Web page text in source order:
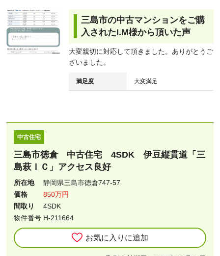
三島市の中古マンションをご購
入されたI.M様から頂いた声
大変親切に対応して頂きました。ありがとうご
ざいました。
満足度 大変満足
中古住宅
三島市徳倉 中古住宅 4SDK 伊豆縦貫道「三
島萩ＩＣ」アクセス良好
所在地
静岡県三島市徳倉747-57
価格
850万円
間取り
4SDK
物件番号 H-211664
お気に入りに追加